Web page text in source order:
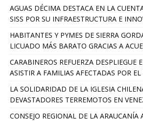
AGUAS DÉCIMA DESTACA EN LA
SISS POR SU INFRAESTRUCTURA E
HABITANTES Y PYMES DE SIERRA
LICUADO MÁS BARATO GRACIAS A
CARABINEROS REFUERZA DESPLIEGUE
ASISTIR A FAMILIAS AFECTADAS POR
LA SOLIDARIDAD DE LA IGLESIA
DEVASTADORES TERREMOTOS EN
CONSEJO REGIONAL DE LA ARAUCANÍA